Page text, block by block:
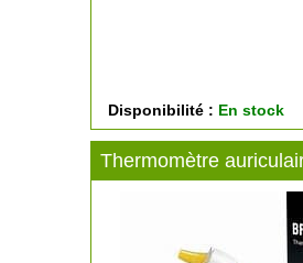
Disponibilité : En stock
Thermomètre